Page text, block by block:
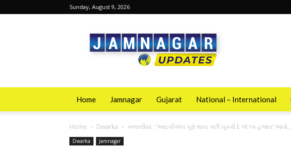
Sunday, August 9, 2026
Jamnagarupdates
Home Jamnagar Gujarat National – International
Home Dwarka ખંભાલીયા : ‘આઇપીએલ પૂરો થાય પછી ચૂકવી દે જે ૧૫ હજાર’ આવો...
Dwarka Jamnagar